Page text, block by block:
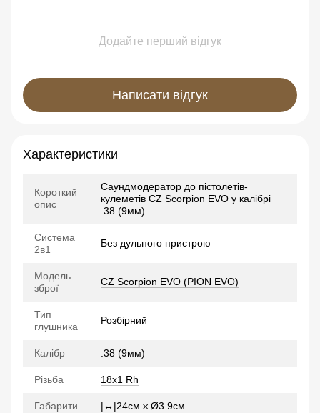
Додайте перший відгук
Написати відгук
Характеристики
Короткий
опис
Саундмодератор до пістолетів-
кулеметів CZ Scorpion EVO у калібрі
.38 (9мм)
Система
2в1
Без дульного пристрою
Модель
зброї
CZ Scorpion EVO (PION EVO)
Тип
глушника
Розбірний
Калібр .38 (9мм)
Різьба 18x1 Rh
Габарити |↔|24см 𐄂 Ø3.9см